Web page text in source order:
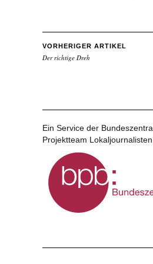
VORHERIGER ARTIKEL
Der richtige Dreh
Ein Service der
Projektteam